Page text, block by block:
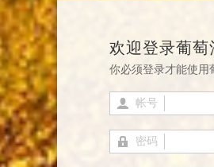
欢迎登录葡萄
你必须登录才能使用
帐号
密码